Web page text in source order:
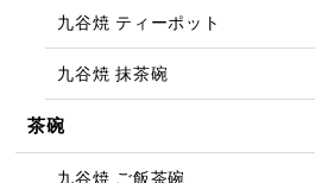
九谷焼 ティーポット
九谷焼 抹茶碗
茶碗
九谷焼 ご飯茶碗